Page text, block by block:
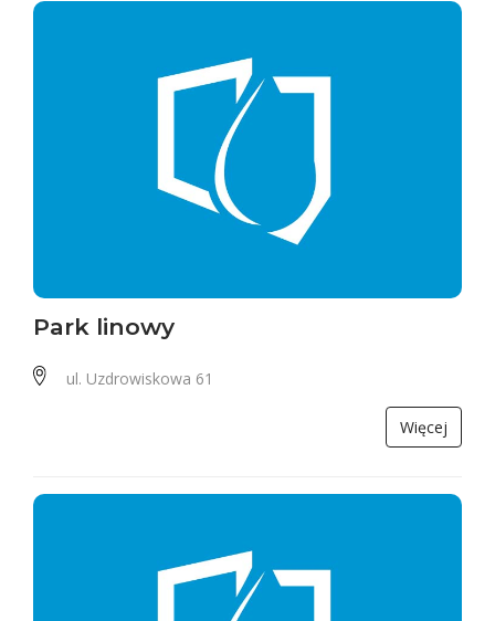
Park linowy
ul. Uzdrowiskowa 61
Więcej